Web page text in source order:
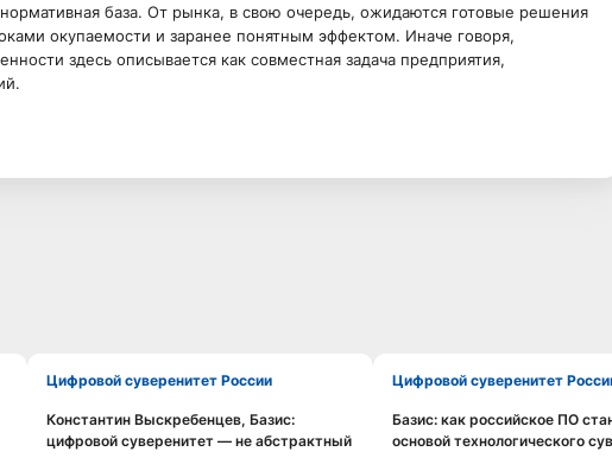
база. От рынка, в свою очередь, ожидаются готовые решения
окупаемости и заранее понятным эффектом. Иначе говоря,
здесь описывается как совместная задача предприятия,
Цифровой суверенитет России
Смотреть видео
Константин Выскребенцев, Базис:
цифровой суверенитет — не абстрактный
Цифровой суверенитет
Смотреть видео
Базис: как российское ПО
основой технологического